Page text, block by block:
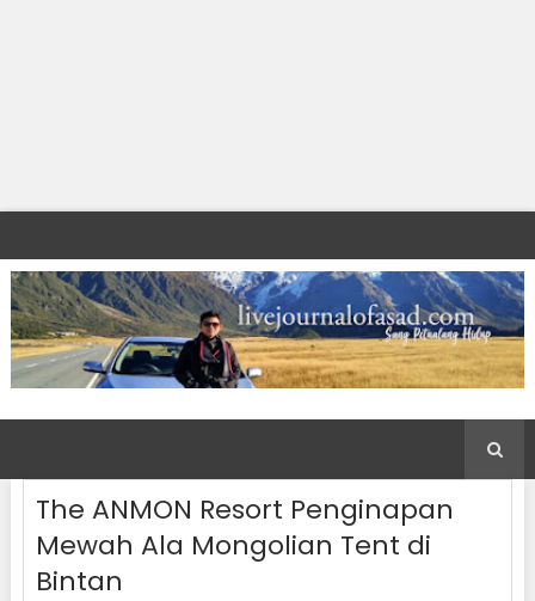
The ANMON Resort Penginapan
Mewah Ala Mongolian Tent di
Bintan